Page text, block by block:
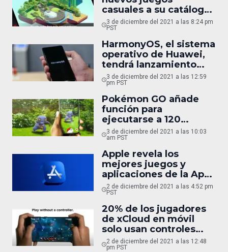
casuales a su catálogo
para móviles
3 de diciembre del 2021 a las 8:24 pm
PST
HarmonyOS, el sistema
operativo de Huawei,
tendrá lanzamiento
mundial en 2022
3 de diciembre del 2021 a las 12:59
pm PST
Pokémon GO añade
función para
ejecutarse a 120
cuadros por segundo
3 de diciembre del 2021 a las 10:03
am PST
Apple revela los
mejores juegos y
aplicaciones de la App
Store en 2021
2 de diciembre del 2021 a las 4:52 pm
PST
20% de los jugadores
de xCloud en móvil
solo usan controles
táctiles
2 de diciembre del 2021 a las 12:48
pm PST